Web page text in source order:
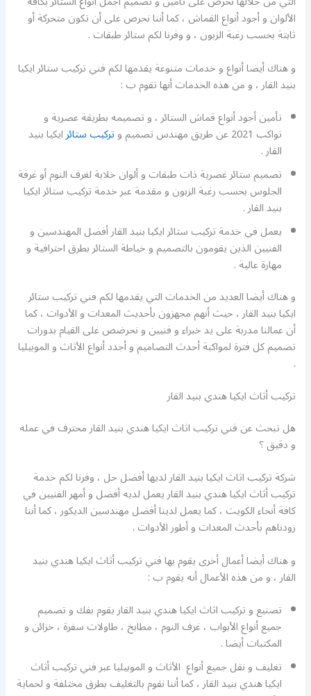
الألوان و أجود أنواع القماش ، كما أننا نحرص على أن تكون متحركة أو
ثابتة بحسب رغبة الزبون ، و وفرنا لكم ستائر طبقات .
و هناك أيضا أنواع و خدمات متنوعة يقدمها لكم فني تركيب ستائر ايكيا
بنيد القار ، و من هذه الخدمات أنها تقوم ب :
تأمين أجود أنواع قماش الستائر ، و تصميمه بطريقة عصرية و
تواكب 2021 عن طريق مهندس تصميم و تركيب ستائرايكيا بنيد
القار .
تصميم ستائر غصرية ذات طبقات و ألوان خلابة لغرف النوم أو غرفة
الجلوس بحسب رغبة الزبون و مقدمة عبر خدمة تركيب ستائر ايكيا
بنيد القار .
يعمل في خدمة تركيب ستائر ايكيا بنيد القار أفضل المهندسين و
الفنيين الذين يقومون بالتصميم و خياطة الستائر بطرق احترافية و
مهارة عالية .
و هناك أيضا العديد من الخدمات التي يقدمها لكم فني تركيب ستائر
ايكيا بنيد القار ، حيث أنهم مجهزون بأحديث المعدات و الأدوات ، كما
أن عمالنا مدربة على يد خبراء و فنيين و نحرضص غلى القيام بدورات
تصميم كل فترة لمواكبة أحدث التصاميم و أجدد أنواع الأثاث و الموبيليا
.
تركيب أثاث ايكيا هندي بنيد القار
هل تبحث عن فني تركيب اثاث ايكيا هندي بنيد القار محترف في عمله
و دقيق ؟
شركة تركيب اثاث ايكيا بنيد القار لديها أفضل حل ، وفرنا لكم خدمة
تركيب أثاث ايكيا هندي بنيد القار يعمل لديه أفضل و أمهر الفنيين في
كافة أنحاء الكويت ، كما يعمل لدينا أفضل مهندسين الديكور ، كما أننا
زودناهم بأحدث المعدات و أطور الأدوات .
و هناك أيضا أعمال أخرى يقوم بها فني تركيب أثاث ايكيا هندي بنيد
القار ، و من هذه الأعمال أنه يقوم ب :
تصنيع و تركيب اثاث ايكيا هندي بنيد القار يقوم بفك و تصميم
جميع أنواع الأبواب ، غرف النوم ، مطابخ ، طاولات سفرة ، خزائن و
المكتبات أيضا .
تغليف و نقل جميع أنواع الأثاث و الموبيليا عبر فني تركيب أثاث
ايكيا هندي بنيد القار ، كما أننا نقوم بالتغليف بطرق مختلفة و لحماية